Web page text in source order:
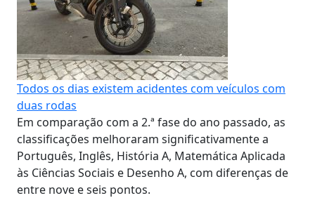
Todos os dias existem acidentes com veículos com
duas rodas
Em comparação com a 2.ª fase do ano passado, as
classificações melhoraram significativamente a
Português, Inglês, História A, Matemática Aplicada
às Ciências Sociais e Desenho A, com diferenças de
entre nove e seis pontos.